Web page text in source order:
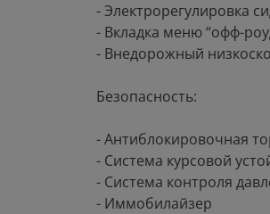
- Электрорегулировка
- Вкладка меню “офф-
- Внедорожный
Безопасность:
- Антиблокировочная
- Система курсовой
- Система контроля
- Иммобилайзер